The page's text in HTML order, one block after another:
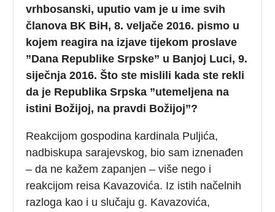
vrhbosanski, uputio vam je u ime svih
članova BK BiH, 8. veljače 2016. pismo u
kojem reagira na izjave tijekom proslave
”Dana Republike Srpske” u Banjoj Luci, 9.
siječnja 2016. Što ste mislili kada ste rekli
da je Republika Srpska ”utemeljena na
istini Božijoj, na pravdi Božijoj”?
Reakcijom gospodina kardinala Puljića,
nadbiskupa sarajevskog, bio sam iznenađen
– da ne kažem zapanjen – više nego i
reakcijom reisa Kavazovića. Iz istih načelnih
razloga kao i u slučaju g. Kavazovića,